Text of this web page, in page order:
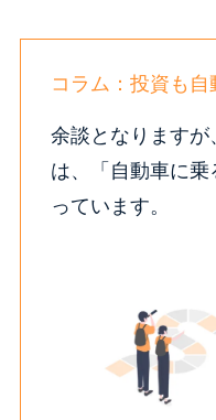
コラム：投資も
余談となりますが
は、「自動車に
っています。